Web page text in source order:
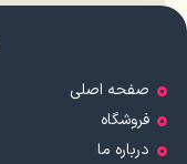
صفحه اصلی
فروشگاه
درباره ما